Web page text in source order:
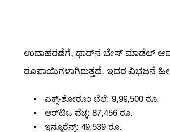
ಉದಾಹರಣೆಗೆ, ಥಾರ್‌ನ ಬೇಸ್ ಮಾಡೆಲ್ ಆದ
ರೂಪಾಯಿಗಳಾಗಿರುತ್ತದೆ. ಇದರ ವಿಭಜನೆ
ಎಕ್ಸ್-ಶೋರೂಂ ಬೆಲೆ: 9,99,500 ರೂ.
ಆರ್‌ಟಿಒ ವೆಚ್ಚ: 87,456 ರೂ.
ಇನ್ಶೂರೆನ್ಸ್: 49,539 ರೂ.